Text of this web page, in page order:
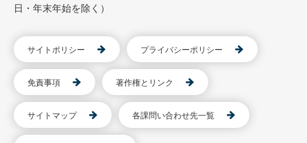
日・年末年始を除く）
サイトポリシー プライバシーポリシー
免責事項 著作権とリンク
サイトマップ 各課問い合わせ先一覧